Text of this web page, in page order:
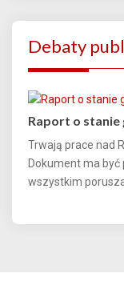
Debaty
Raport o stanie
Trwają prace nad
Dokument ma być
wszystkim